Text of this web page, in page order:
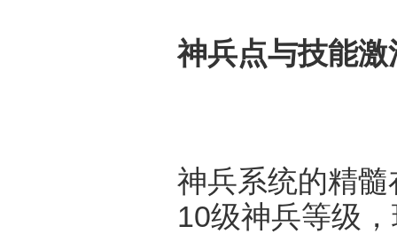
神兵点与技能激
神兵系统的精
10级神兵等级